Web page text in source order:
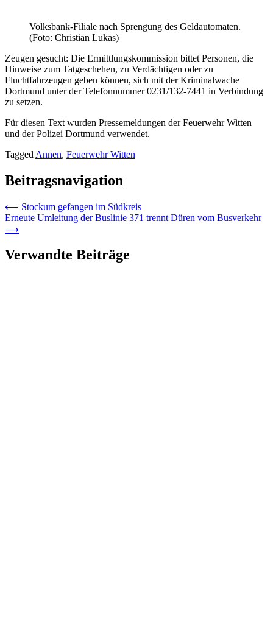
Volksbank-Filiale nach Sprengung des Geldautomaten.
(Foto: Christian Lukas)
Zeugen gesucht: Die Ermittlungskommission bittet Personen, die
Hinweise zum Tatgeschehen, zu Verdächtigen oder zu
Fluchtfahrzeugen geben können, sich mit der Kriminalwache
Dortmund unter der Telefonnummer 0231/132-7441 in Verbindung
zu setzen.
Für diesen Text wurden Pressemeldungen der Feuerwehr Witten
und der Polizei Dortmund verwendet.
Tagged Annen, Feuerwehr Witten
Beitragsnavigation
⟵ Stockum gefangen im Südkreis
Erneute Umleitung der Buslinie 371 trennt Düren vom Busverkehr
⟶
Verwandte Beiträge